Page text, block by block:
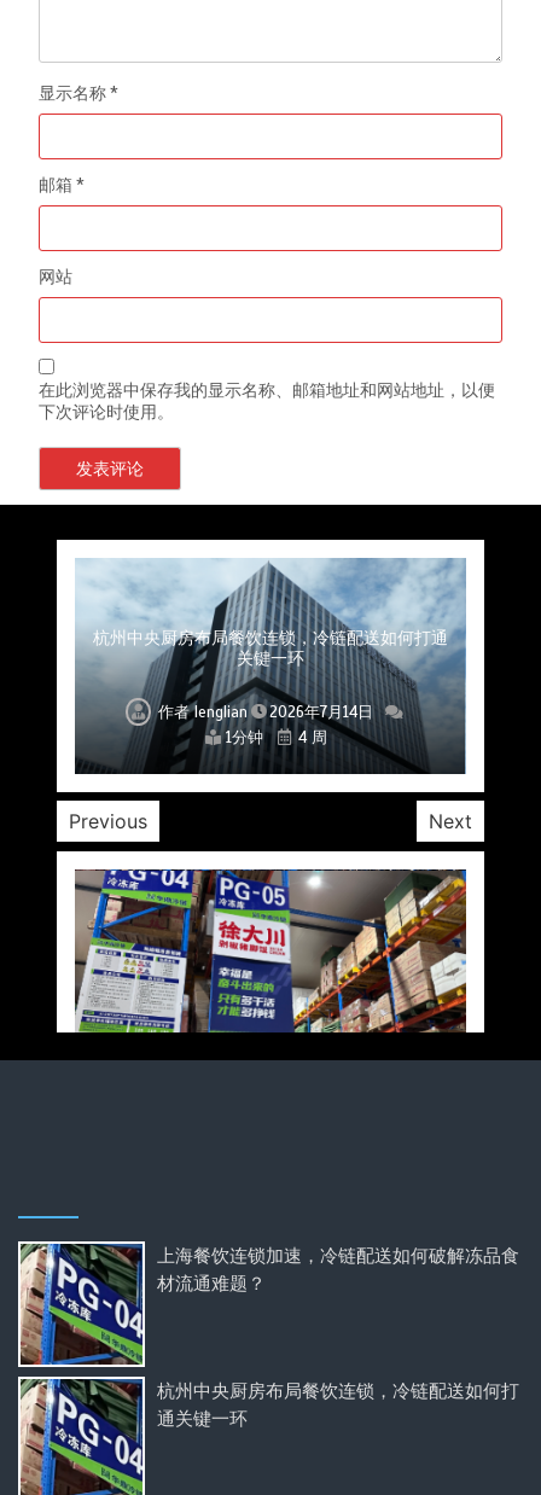
显示名称*
邮箱*
网站
在此浏览器中保存我的显示名称、邮箱地址和网站地址，以便
下次评论时使用。
上海餐饮连锁加速，冷链配送如何破解冻品食材
流通难题？
作者lenglian
2026年7月14日
1分钟
4 周
杭州中央厨房布局餐饮连锁，冷链配送如何打通
关键一环
作者lenglian
2026年7月14日
1分钟
4 周
北京餐饮企业如何选择冷链公司？
作者lenglian
2026年7月14日
1分钟
4 周
深圳冷链物流如何护航餐饮连锁？冻品食材流通
全解析
作者lenglian
2026年7月14日
1分钟
4 周
北京餐饮仓配一体化的核心价值与落地实践解析
作者lenglian
2026年7月14日
1分钟
4 周
武汉冻品配送三要素：控温、时效、低成本如何
兼得？
作者lenglian
2026年7月14日
1分钟
4 周
重庆冷链布局解冻食材运输密码，餐饮连锁如何
稳控品质？
作者lenglian
2026年7月14日
1分钟
4 周
Previous Next
上海餐饮连锁加速，冷链配送如何破解冻品食
材流通难题？
杭州中央厨房布局餐饮连锁，冷链配送如何打
通关键一环